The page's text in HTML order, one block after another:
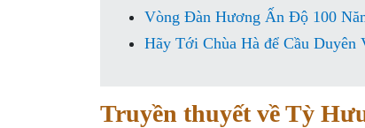
Vòng Đàn Hương Ấn Độ 100
Hãy Tới Chùa Hà để Cầu Duyên
Truyền thuyết về Tỳ